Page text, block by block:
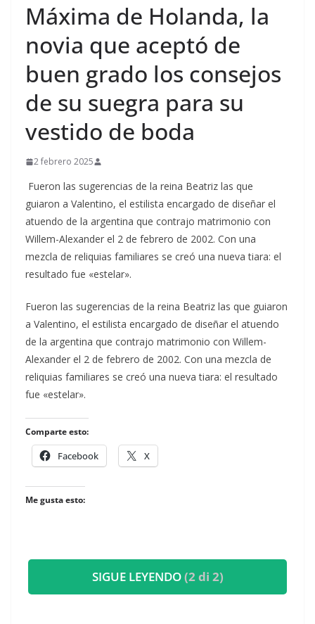
​Máxima de Holanda, la
novia que aceptó de
buen grado los consejos
de su suegra para su
vestido de boda
2 febrero 2025
Fueron las sugerencias de la reina Beatriz las que
guiaron a Valentino, el estilista encargado de diseñar el
atuendo de la argentina que contrajo matrimonio con
Willem-Alexander el 2 de febrero de 2002. Con una
mezcla de reliquias familiares se creó una nueva tiara: el
resultado fue «estelar».
​Fueron las sugerencias de la reina Beatriz las que guiaron
a Valentino, el estilista encargado de diseñar el atuendo
de la argentina que contrajo matrimonio con Willem-
Alexander el 2 de febrero de 2002. Con una mezcla de
reliquias familiares se creó una nueva tiara: el resultado
fue «estelar».
Comparte esto:
Facebook X
Me gusta esto:
SIGUE LEYENDO(2 di 2)